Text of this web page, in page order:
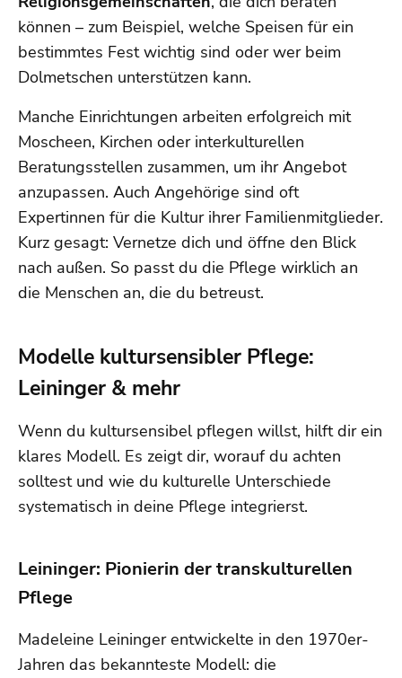
können – zum Beispiel, welche Speisen für ein
bestimmtes Fest wichtig sind oder wer beim
Dolmetschen unterstützen kann.
Manche Einrichtungen arbeiten erfolgreich mit
Moscheen, Kirchen oder interkulturellen
Beratungsstellen zusammen, um ihr Angebot
anzupassen. Auch Angehörige sind oft
Expertinnen für die Kultur ihrer Familienmitglieder.
Kurz gesagt: Vernetze dich und öffne den Blick
nach außen. So passt du die Pflege wirklich an
die Menschen an, die du betreust.
Modelle kultursensibler Pflege:
Leininger & mehr
Wenn du kultursensibel pflegen willst, hilft dir ein
klares Modell. Es zeigt dir, worauf du achten
solltest und wie du kulturelle Unterschiede
systematisch in deine Pflege integrierst.
Leininger: Pionierin der transkulturellen
Pflege
Madeleine Leininger entwickelte in den 1970er-
Jahren das bekannteste Modell: die